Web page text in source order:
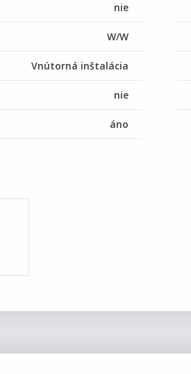
nie
W/W
Vnútorná inštalácia
nie
áno